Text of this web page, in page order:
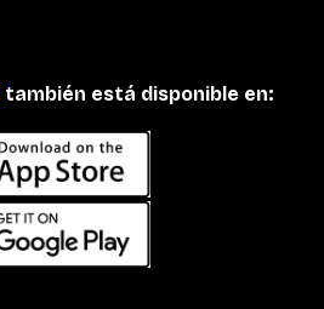
también está disponible en: